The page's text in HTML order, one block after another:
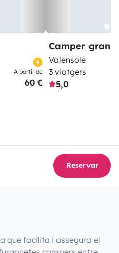
A partir de
60 €
Camper gran
Valensole
3 viatgers
5,0
Reservar
que facilita i assegura el